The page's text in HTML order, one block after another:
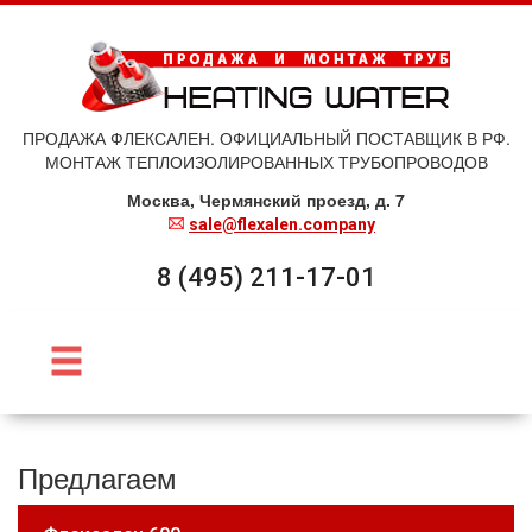
ПРОДАЖА ФЛЕКСАЛЕН. ОФИЦИАЛЬНЫЙ ПОСТАВЩИК В РФ.
МОНТАЖ ТЕПЛОИЗОЛИРОВАННЫХ ТРУБОПРОВОДОВ
Москва, Чермянский проезд, д. 7
sale@flexalen.company
8 (495) 211-17-01
Предлагаем